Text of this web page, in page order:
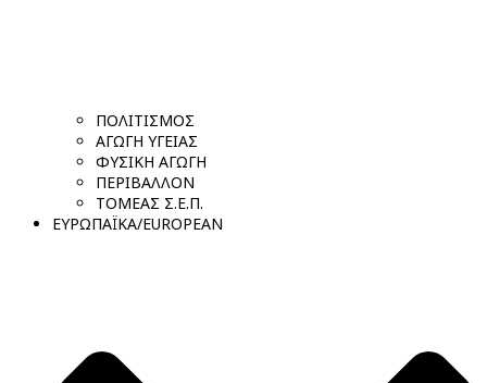
ΠΟΛΙΤΙΣΜΟΣ
ΑΓΩΓΗ ΥΓΕΙΑΣ
ΦΥΣΙΚΗ ΑΓΩΓΗ
ΠΕΡΙΒΑΛΛΟΝ
ΤΟΜΕΑΣ Σ.Ε.Π.
ΕΥΡΩΠΑΪΚΑ/EUROPEAN